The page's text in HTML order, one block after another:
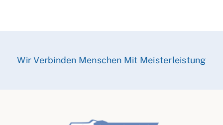
Wir Verbinden Menschen Mit Meisterleistung